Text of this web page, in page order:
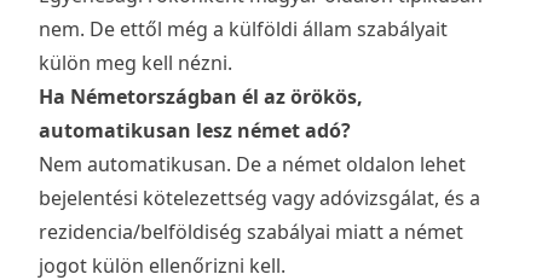
nem. De ettől még a külföldi állam szabályait
külön meg kell nézni.
Ha Németországban él az örökös,
automatikusan lesz német adó?
Nem automatikusan. De a német oldalon lehet
bejelentési kötelezettség vagy adóvizsgálat, és a
rezidencia/belföldiség szabályai miatt a német
jogot külön ellenőrizni kell.